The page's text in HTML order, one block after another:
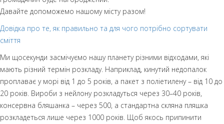
Давайте допоможемо нашому місту разом!
Довідка про те, як правильно та для чого потрібно сортувати
сміття
Ми щосекунди засмічуємо нашу планету різними відходами, які
мають різний термін розкладу. Наприклад, кинутий недопалок
проплаває у морі від 1 до 5 років, а пакет з поліетилену – від 10 до
20 років. Вироби з нейлону розкладуться через 30–40 років,
консервна бляшанка – через 500, а стандартна скляна пляшка
розкладеться лише через 1000 років. Щоб якось припинити